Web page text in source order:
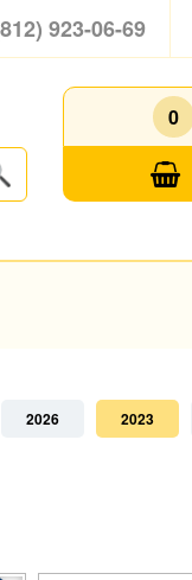
923-06-69
0
2026 2023